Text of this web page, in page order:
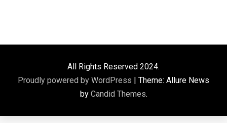
All Rights Reserved 2024.
Proudly powered by WordPress | Theme: Allure News
by Candid Themes.